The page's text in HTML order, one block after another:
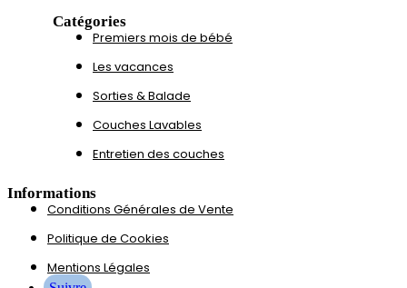
Catégories
Premiers mois de bébé
Les vacances
Sorties & Balade
Couches Lavables
Entretien des couches
Informations
Conditions Générales de Vente
Politique de Cookies
Mentions Légales